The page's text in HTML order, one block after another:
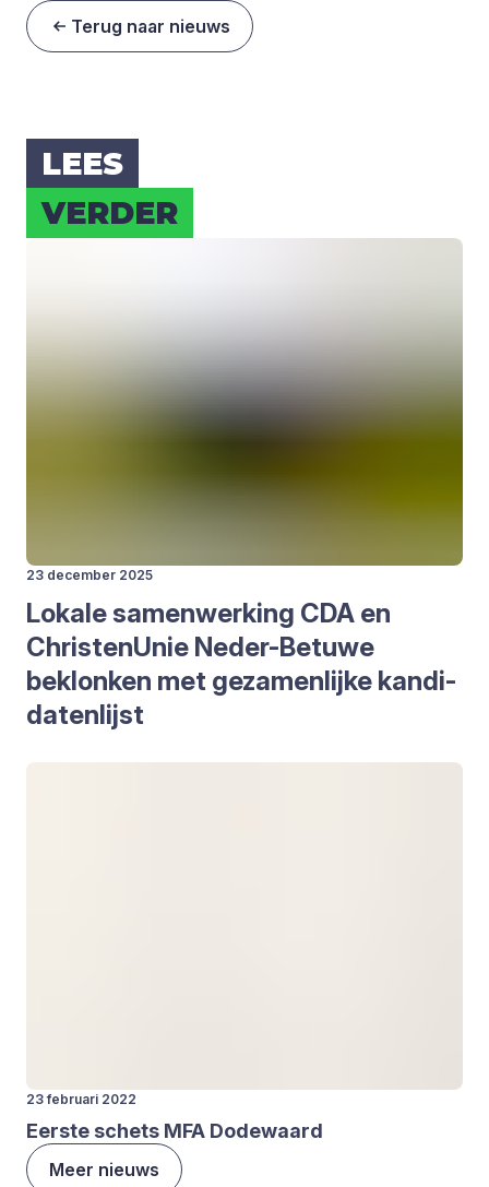
Terug naar nieuws
LEES
VER­DER
23 december 2025
Loka­le samen­wer­king CDA en
Chris­ten­Unie Neder-Betu­we
beklon­ken met geza­men­lij­ke kan­di­
da­ten­lijst
23 februari 2022
Eer­ste schets MFA Dode­waard
Meer nieuws